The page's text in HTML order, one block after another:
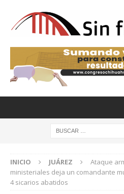
INICIO JUÁREZ
Ataque
ministeriales deja un comandante
4 sicarios abatidos